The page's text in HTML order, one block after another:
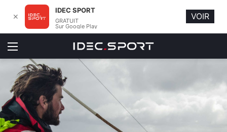
Menu
✕
IDEC SPORT
GRATUIT
Sur Google Play
VOIR